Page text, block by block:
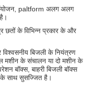
paltform अलग अलग
छतों के विभिन्न प्रकार के और
बिजली के नियंत्रण
के संचालन या दो मशीन के
बॉक्स, बाहरी बिजली बॉक्स
साथ सुसज्जित है।